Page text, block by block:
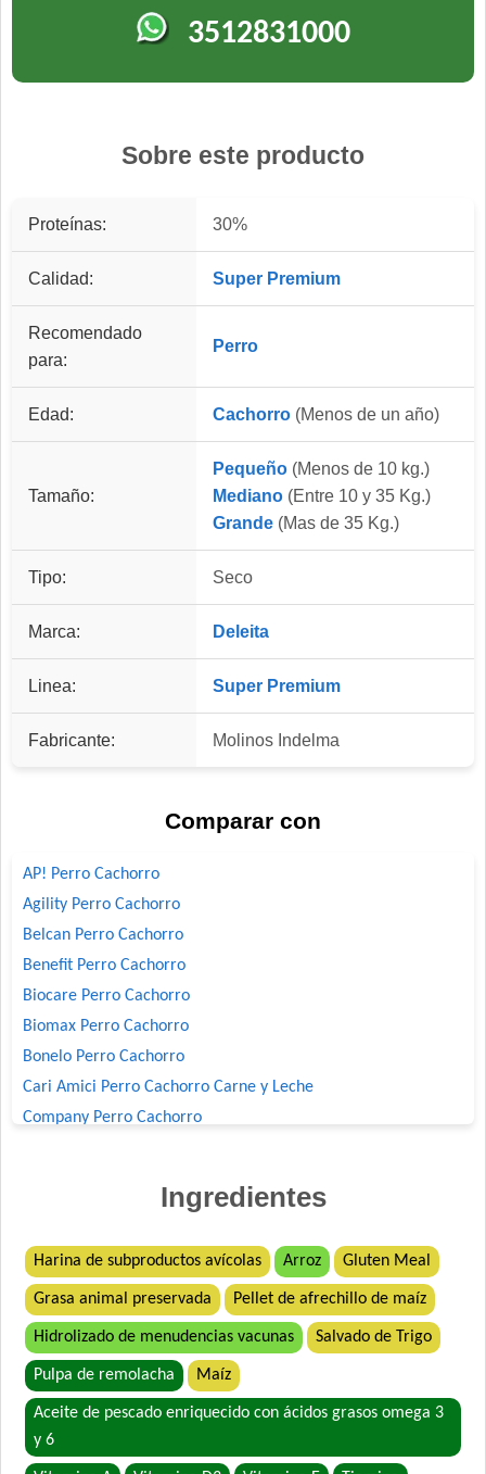
3512831000
Sobre este producto
Proteínas: 30%
Calidad: Super Premium
Recomendado
para:
Perro
Edad: Cachorro (Menos de un año)
Tamaño:
Pequeño (Menos de 10 kg.)
Mediano (Entre 10 y 35 Kg.)
Grande (Mas de 35 Kg.)
Tipo: Seco
Marca: Deleita
Linea: Super Premium
Fabricante: Molinos Indelma
Comparar con
AP! Perro Cachorro
Agility Perro Cachorro
Belcan Perro Cachorro
Benefit Perro Cachorro
Biocare Perro Cachorro
Biomax Perro Cachorro
Bonelo Perro Cachorro
Cari Amici Perro Cachorro Carne y Leche
Company Perro Cachorro
Dog Chow Perro Cachorro
Dog Selection Criadores Cachorros
Dog Selection Etiqueta Negra Cachorros
Dog Selection Premium Cachorros
Dogui Perro Cachorro
Dr. Cossia Super Premium Dog Perro Cachorro Mordida
Grande
Estampa Plus Perro Cachorro
Ingredientes
Harina de subproductos avícolas Arroz Gluten Meal
Grasa animal preservada Pellet de afrechillo de maíz
Hidrolizado de menudencias vacunas Salvado de Trigo
Pulpa de remolacha Maíz
Aceite de pescado enriquecido con ácidos grasos omega 3
y 6